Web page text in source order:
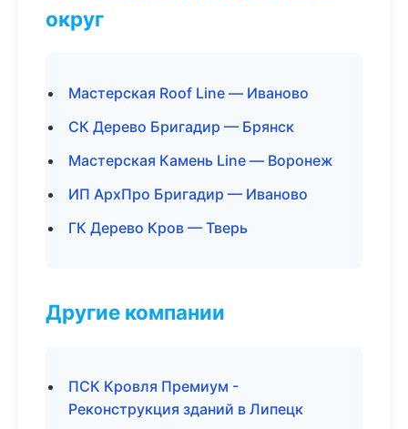
округ
Мастерская Roof Line — Иваново
СК Дерево Бригадир — Брянск
Мастерская Камень Line — Воронеж
ИП АрхПро Бригадир — Иваново
ГК Дерево Кров — Тверь
Другие компании
ПСК Кровля Премиум -
Реконструкция зданий в Липецк